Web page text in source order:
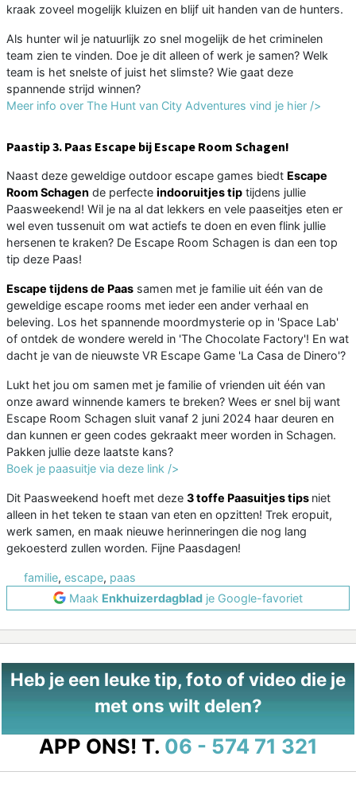
kraak zoveel mogelijk kluizen en blijf uit handen van de hunters.
Als hunter wil je natuurlijk zo snel mogelijk de het criminelen
team zien te vinden. Doe je dit alleen of werk je samen? Welk
team is het snelste of juist het slimste? Wie gaat deze
spannende strijd winnen?
Meer info over The Hunt van City Adventures vind je hier />
Paastip 3. Paas Escape bij Escape Room Schagen!
Naast deze geweldige outdoor escape games biedt Escape
Room Schagen de perfecte indooruitjes tip tijdens jullie
Paasweekend! Wil je na al dat lekkers en vele paaseitjes eten er
wel even tussenuit om wat actiefs te doen en even flink jullie
hersenen te kraken? De Escape Room Schagen is dan een top
tip deze Paas!
Escape tijdens de Paas samen met je familie uit één van de
geweldige escape rooms met ieder een ander verhaal en
beleving. Los het spannende moordmysterie op in 'Space Lab'
of ontdek de wondere wereld in 'The Chocolate Factory'! En wat
dacht je van de nieuwste VR Escape Game 'La Casa de Dinero'?
Lukt het jou om samen met je familie of vrienden uit één van
onze award winnende kamers te breken? Wees er snel bij want
Escape Room Schagen sluit vanaf 2 juni 2024 haar deuren en
dan kunnen er geen codes gekraakt meer worden in Schagen.
Pakken jullie deze laatste kans?
Boek je paasuitje via deze link />
Dit Paasweekend hoeft met deze 3 toffe Paasuitjes tips niet
alleen in het teken te staan van eten en opzitten! Trek eropuit,
werk samen, en maak nieuwe herinneringen die nog lang
gekoesterd zullen worden. Fijne Paasdagen!
familie, escape, paas
Maak Enkhuizerdagblad je Google-favoriet
Heb je een leuke tip, foto of video die je
met ons wilt delen?
APP ONS! T. 06 - 574 71 321